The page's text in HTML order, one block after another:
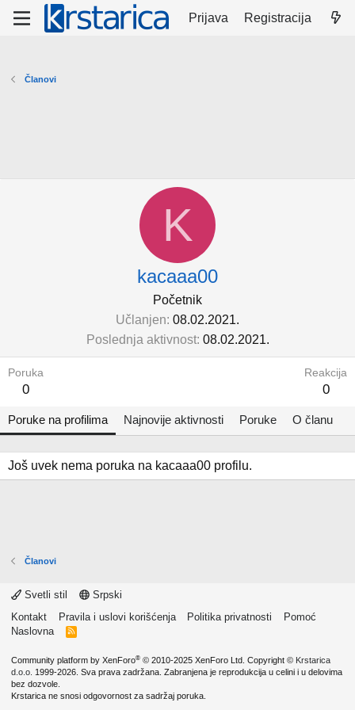
Prijava Registracija
Članovi
K
kacaaa00
Početnik
Učlanjen 08.02.2021.
Poslednja aktivnost 08.02.2021.
Poruka
0
Reakcija
0
Poruke na profilima Najnovije aktivnosti Poruke O članu
Još uvek nema poruka na kacaaa00 profilu.
Članovi
Svetli stil
Srpski
Kontakt
Pravila i uslovi korišćenja Politika privatnosti
Pomoć
Naslovna
R
Community platform by XenForo® © 2010-2025 XenForo Ltd. Copyright © Krstarica
d.o.o. 1999-2026. Sva prava zadržana. Zabranjena je reprodukcija u celini i u delovima
bez dozvole.
Krstarica ne snosi odgovornost za sadržaj poruka.